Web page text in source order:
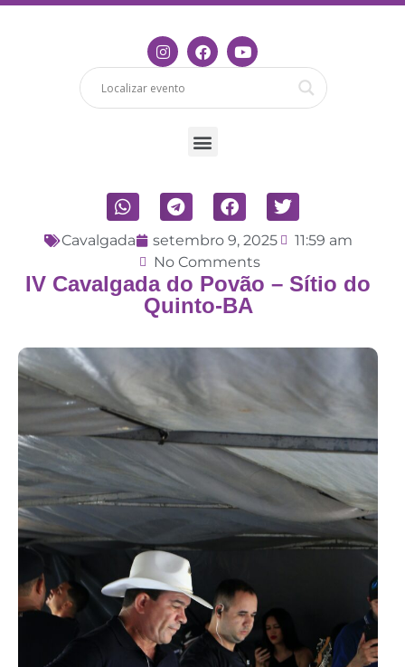
Cavalgada setembro 9, 2025
11:59 am
No Comments
IV Cavalgada do Povão – Sítio do
Quinto-BA